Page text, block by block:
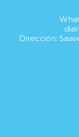
Dirección: